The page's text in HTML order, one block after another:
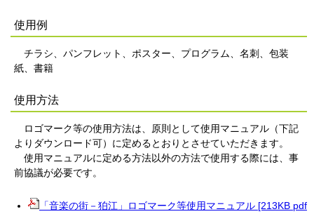
使用例
チラシ、パンフレット、ポスター、プログラム、名刺、包装
紙、書籍
使用方法
ロゴマーク等の使用方法は、原則として使用マニュアル（下記
よりダウンロード可）に定めるとおりとさせていただきます。
使用マニュアルに定める方法以外の方法で使用する際には、事
前協議が必要です。
「音楽の街－狛江」ロゴマーク等使用マニュアル [213KB pdf